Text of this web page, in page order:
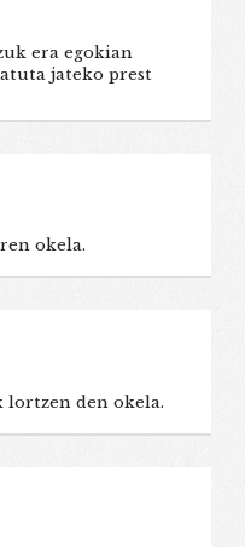
era egokian
jateko prest
okela.
den okela.